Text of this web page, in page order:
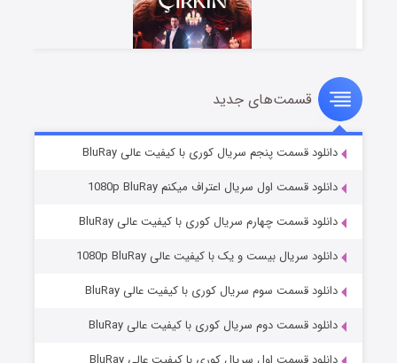
سریال زشت
قسمت۵ (زیرنویس) منتشر شد
وستی ها
قسمت۱ (زیرنویس) منتشر شد
قسمت‌های جدید
دانلود قسمت پنجم سریال کوری با کیفیت عالی BluRay
دانلود قسمت اول سریال اعتراف میکنم 1080p BluRay
دانلود قسمت چهارم سریال کوری با کیفیت عالی BluRay
دانلود سریال بیست و یک با کیفیت عالی 1080p BluRay
دانلود قسمت سوم سریال کوری با کیفیت عالی BluRay
دانلود قسمت دوم سریال کوری با کیفیت عالی BluRay